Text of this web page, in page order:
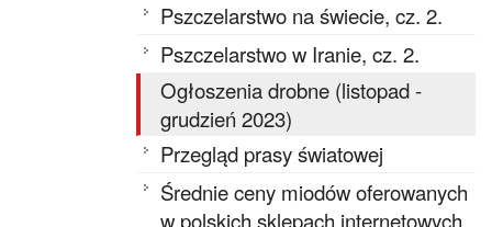
Pszczelarstwo na świecie, cz. 2.
Pszczelarstwo w Iranie, cz. 2.
Ogłoszenia drobne (listopad -
grudzień 2023)
Przegląd prasy światowej
Średnie ceny miodów oferowanych
w polskich sklepach internetowych